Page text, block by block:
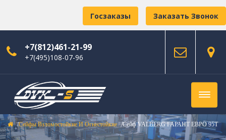
Заказать Звонок
Госзаказы
+7(812)461-21-99
+7(495)108-07-96
Сейфы Взломостойкие И Огнестойкие Сейф VALBERG ГАРАНТ ЕВРО 95T